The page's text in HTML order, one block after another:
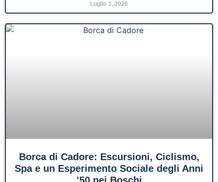
Luglio 3, 2026
Borca di Cadore: Escursioni, Ciclismo,
Spa e un Esperimento Sociale degli Anni